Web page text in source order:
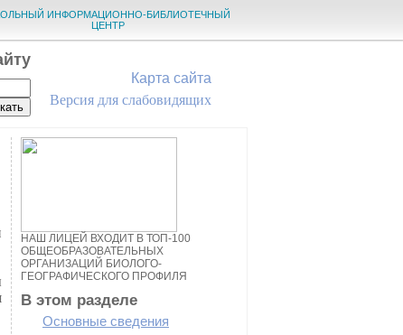
ИНФОРМАЦИОННО-БИБЛИОТЕЧНЫЙ
ЦЕНТР
Карта сайта
Версия для слабовидящих
НАШ ЛИЦЕЙ ВХОДИТ В ТОП-100
ОБЩЕОБРАЗОВАТЕЛЬНЫХ
ОРГАНИЗАЦИЙ БИОЛОГО-
ГЕОГРАФИЧЕСКОГО ПРОФИЛЯ
В этом разделе
Основные сведения